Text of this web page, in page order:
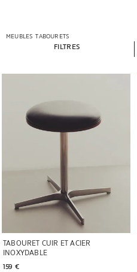
MEUBLES TABOURETS
FILTRES
TABOURET CUIR ET ACIER
INOXYDABLE
159 €
Image changée en 1 de 5